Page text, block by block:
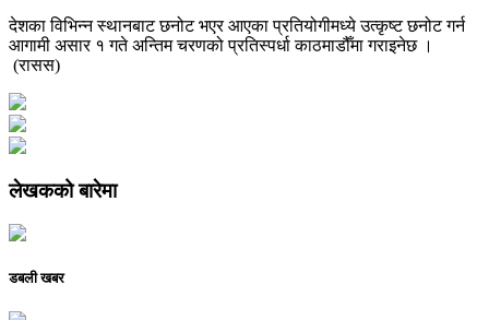
देशका विभिन्न स्थानबाट छनोट भएर आएका प्रतियोगीमध्ये उत्कृष्ट छनोट गर्न
आगामी असार १ गते अन्तिम चरणको प्रतिस्पर्धा काठमाडौँमा गराइनेछ ।
(रासस)
लेखकको बारेमा
डबली खबर